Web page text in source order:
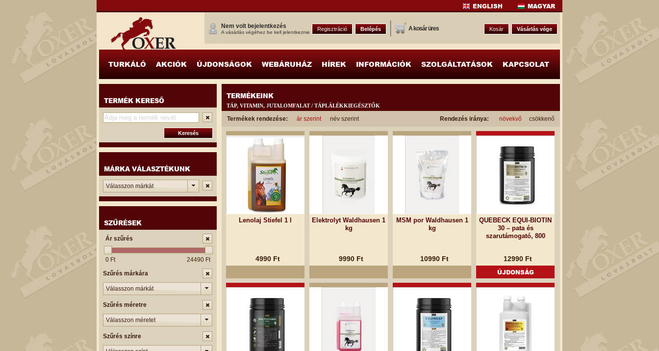
MAGYAR
ENGLISH
Vásárlás vége
Kosár
A kosár üres
Belépés
Regisztráció
Nem volt bejelentkezés
A vásárlás végéhez be kell jelentkeznie
TURKÁLÓ AKCIÓK ÚJDONSÁGOK WEBÁRUHÁZ HÍREK INFORMÁCIÓK SZOLGÁLTATÁSOK KAPCSOLAT
TERMÉK KERESŐ
MÁRKA VÁLASZTÉKUNK
Válasszon márkát
SZŰRÉSEK
Ár szűrés
24490 Ft
0 Ft
Szűrés márkára
Válasszon márkát
Szűrés méretre
Válasszon méretet
Szűrés színre
TERMÉKEINK
TÁP, VITAMIN, JUTALOMFALAT / TÁPLÁLÉKKIEGÉSZTŐK
Termékek rendezése: ár szerint név szerint Rendezés iránya: növekvő csökkenő
Lenolaj Stiefel 1 l
4990 Ft
Elektrolyt Waldhausen 1
kg
9990 Ft
MSM por Waldhausen 1
kg
10990 Ft
QUEBECK EQUI-BIOTIN
30 – pata és
szarutámogató, 800
12990 Ft
ÚJDONSÁG